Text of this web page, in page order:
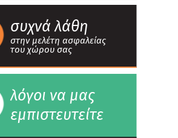
συχνά λάθη
στην μελέτη ασφαλείας
του χώρου σας
λόγοι να μας
εμπιστευτείτε